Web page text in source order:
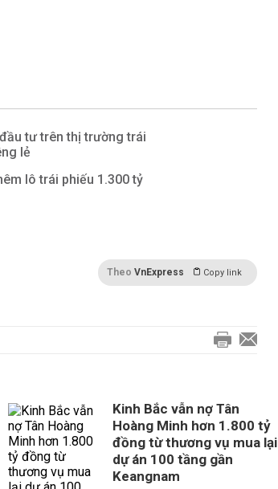
tư trên thị trường trái
lẻ
lô trái phiếu 1.300 tỷ
Theo VnExpress Copy link
Kinh Bắc vẫn nợ Tân
Hoàng Minh hơn 1.800 tỷ
đồng từ thương vụ mua lại
dự án 100 tầng gần
Keangnam